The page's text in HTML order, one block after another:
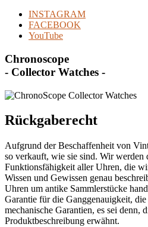
INSTAGRAM
FACEBOOK
YouTube
Chronoscope
- Collector Watches -
Rückgaberecht
Aufgrund der Beschaffenheit von
so verkauft, wie sie sind. Wir werden
Funktionsfähigkeit aller Uhren, die
Wissen und Gewissen genau
Uhren um antike Sammlerstücke
Garantie für die Ganggenauigkeit,
mechanische Garantien, es sei denn,
Produktbeschreibung erwähnt.